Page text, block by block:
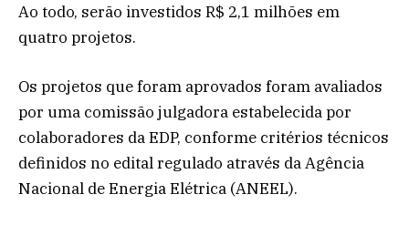
Ao todo, serão investidos R$ 2,1 milhões em
quatro projetos.
Os projetos que foram aprovados foram avaliados
por uma comissão julgadora estabelecida por
colaboradores da EDP, conforme critérios técnicos
definidos no edital regulado através da Agência
Nacional de Energia Elétrica (ANEEL).